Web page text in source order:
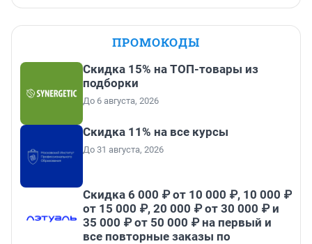
ПРОМОКОДЫ
Скидка 15% на ТОП-товары из
подборки
До 6 августа, 2026
Скидка 11% на все курсы
До 31 августа, 2026
Скидка 6 000 ₽ от 10 000 ₽, 10 000 ₽
от 15 000 ₽, 20 000 ₽ от 30 000 ₽ и
35 000 ₽ от 50 000 ₽ на первый и
все повторные заказы по